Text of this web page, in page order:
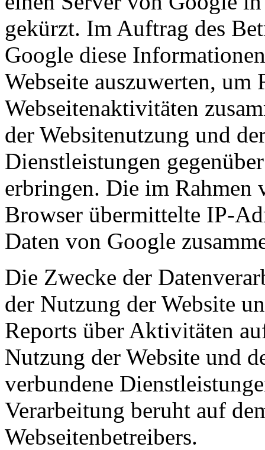
gekürzt. Im Auftrag des
Google diese
Webseite auszuwerten, um
Webseitenaktivitäten
der Websitenutzung und
Dienstleistungen
erbringen. Die im
Browser übermittelte IP-
Daten von Google
Die Zwecke der
der Nutzung der Website
Reports über Aktivitäten
Nutzung der Website und
verbundene
Verarbeitung beruht auf
Webseitenbetreibers.